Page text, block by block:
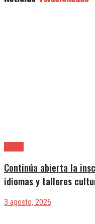
Continúa abierta la
idiomas y talleres
3 agosto, 2026